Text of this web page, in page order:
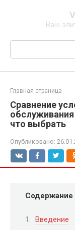
Ваш
Поиск:
Главная страница
Сравнение
что выбрать
Опубликовано:
Содержание
Введение